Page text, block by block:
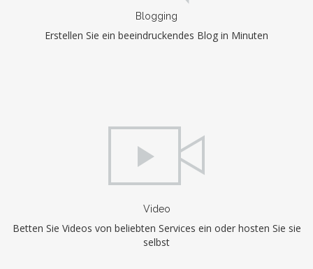
Blogging
Erstellen Sie ein beeindruckendes Blog in Minuten
Video
Betten Sie Videos von beliebten Services ein oder hosten Sie sie
selbst